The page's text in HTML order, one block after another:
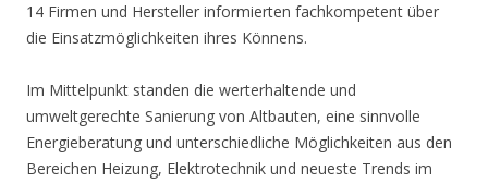
14 Firmen und Hersteller informierten fachkompetent über
die Einsatzmöglichkeiten ihres Könnens.
Im Mittelpunkt standen die werterhaltende und
umweltgerechte Sanierung von Altbauten, eine sinnvolle
Energieberatung und unterschiedliche Möglichkeiten aus den
Bereichen Heizung, Elektrotechnik und neueste Trends im